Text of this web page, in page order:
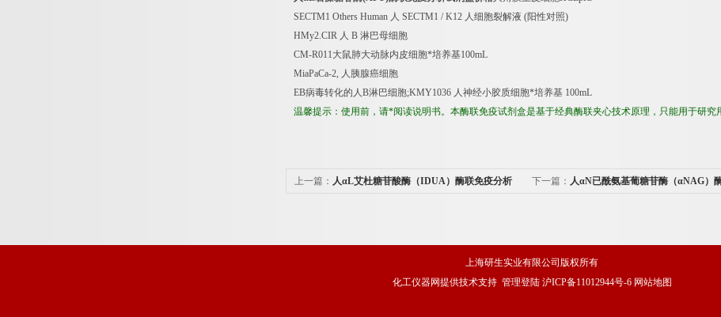
SECTM1 Others Human 人 SECTM1 / K12 人细胞裂解液 (阳性对照)
HMy2.CIR 人 B 淋巴母细胞
CM-R011大鼠肺大动脉内皮细胞*培养基100mL
MiaPaCa-2, 人胰腺癌细胞
EB病毒转化的人B淋巴细胞;KMY1036 人神经小胶质细胞*培养基 100mL
温馨提示：使用前，请*阅读说明书。本酶联免疫试剂盒是基于经典酶联夹心技术原理，只能用于研究
上一篇： 人αL艾杜糖苷酸酶（IDUA）酶联免疫分析 下一篇： 人αN已酰氨基葡糖苷酶（αNAG）
上海研生实业有限公司版权所有
化工仪器网提供技术支持 管理登陆 沪ICP备11012944号-6 网站地图